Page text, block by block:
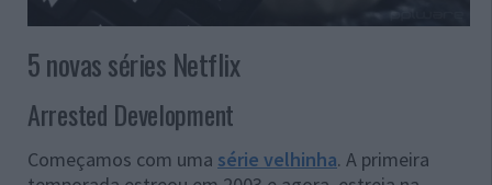
5 novas séries Netflix
Arrested Development
Começamos com uma série velhinha. A primeira